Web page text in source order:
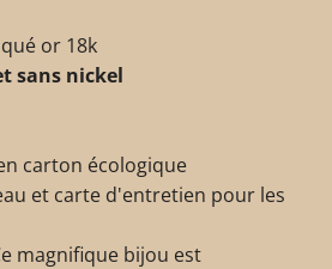
or 18k
sans nickel
carton écologique
et carte d'entretien pour les
magnifique bijou est